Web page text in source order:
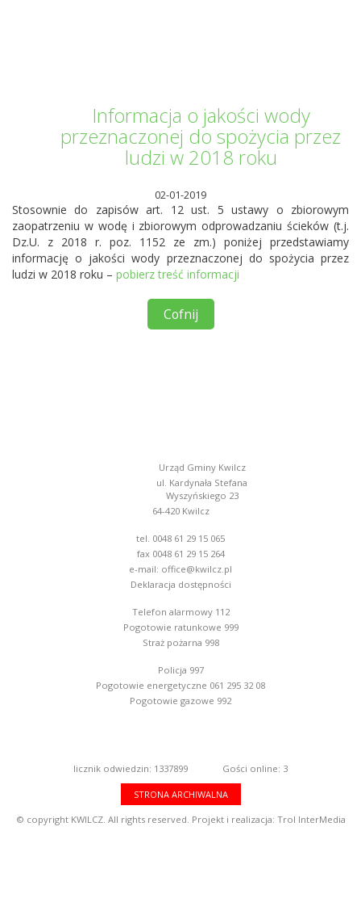
Informacja o jakości wody
przeznaczonej do spożycia przez
ludzi w 2018 roku
02-01-2019
Stosownie do zapisów art. 12 ust. 5 ustawy o zbiorowym
zaopatrzeniu w wodę i zbiorowym odprowadzaniu ścieków (t.j.
Dz.U. z 2018 r. poz. 1152 ze zm.) poniżej przedstawiamy
informację o jakości wody przeznaczonej do spożycia przez
ludzi w 2018 roku – pobierz treść informacji
Cofnij
Urząd Gminy Kwilcz
ul. Kardynała Stefana
Wyszyńskiego 23
64-420 Kwilcz
tel. 0048 61 29 15 065
fax 0048 61 29 15 264
e-mail: office@kwilcz.pl
Deklaracja dostępności
Telefon alarmowy 112
Pogotowie ratunkowe 999
Straż pożarna 998
Policja 997
Pogotowie energetyczne 061 295 32 08
Pogotowie gazowe 992
licznik odwiedzin: 1337899 Gości online: 3
STRONA ARCHIWALNA
© copyright KWILCZ. All rights reserved. Projekt i realizacja: Trol InterMedia